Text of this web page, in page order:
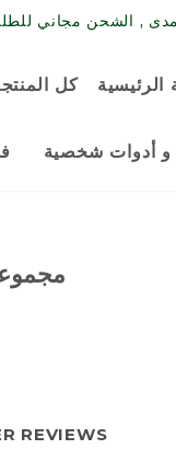
بأكثر من ٢٠٠ ريال عند الدفع بـ
الرئيسية كل
أدوات شخصية
REVIEWS